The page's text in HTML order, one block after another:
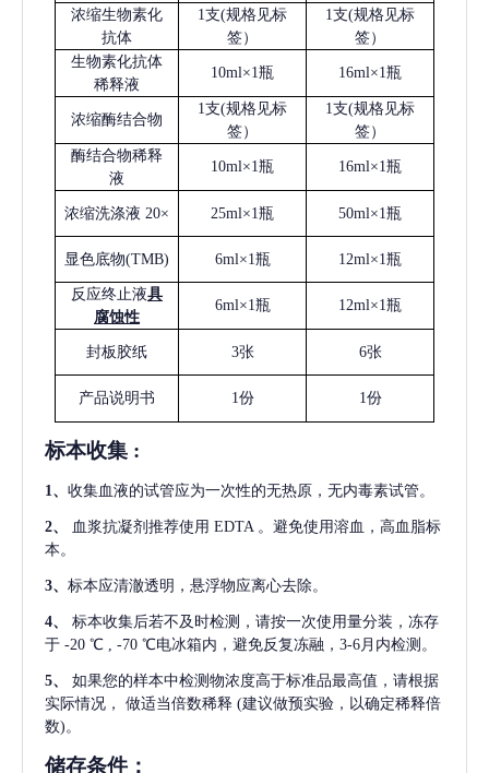
浓缩生物素化
抗体
1支(规格见标
签）
1支(规格见标
签）
生物素化抗体
稀释液
10ml×1瓶 16ml×1瓶
浓缩酶结合物
1支(规格见标
签）
1支(规格见标
签）
酶结合物稀释
液
10ml×1瓶 16ml×1瓶
浓缩洗涤液 20× 25ml×1瓶 50ml×1瓶
显色底物(TMB) 6ml×1瓶 12ml×1瓶
反应终止液具
腐蚀性
6ml×1瓶 12ml×1瓶
封板胶纸 3张 6张
产品说明书 1份 1份
标本收集 :
1 、 收集血液的试管应为一次性的无热原，无内毒素试管。
2、 血浆抗凝剂推荐使用 EDTA 。避免使用溶血，高血脂标
本。
3、 标本应清澈透明，悬浮物应离心去除。
4、
标本收集后若不及时检测，请按一次使用量分装，冻存
于 -20 ℃ , -70 ℃电冰箱内，避免反复冻融，3-6月内检测。
5、
如果您的样本中检测物浓度高于标准品最高值，请根据
实际情况，
做适当倍数稀释 (建议做预实验，以确定稀释倍
数)。
储存条件：